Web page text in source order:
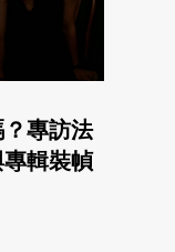
專訪法
輯裝幀